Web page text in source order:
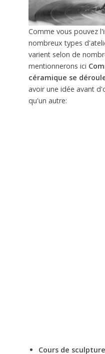
Comme vous pouvez
nombreux types
varient selon de
mentionnerons ici
céramique se
avoir une idée avant
qu'un autre:
Cours de